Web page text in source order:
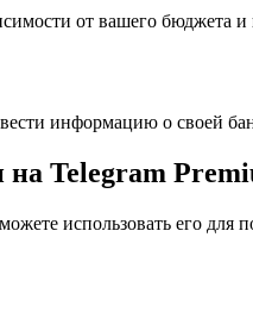
от вашего бюджета
информацию о своей
на Telegram
использовать его для